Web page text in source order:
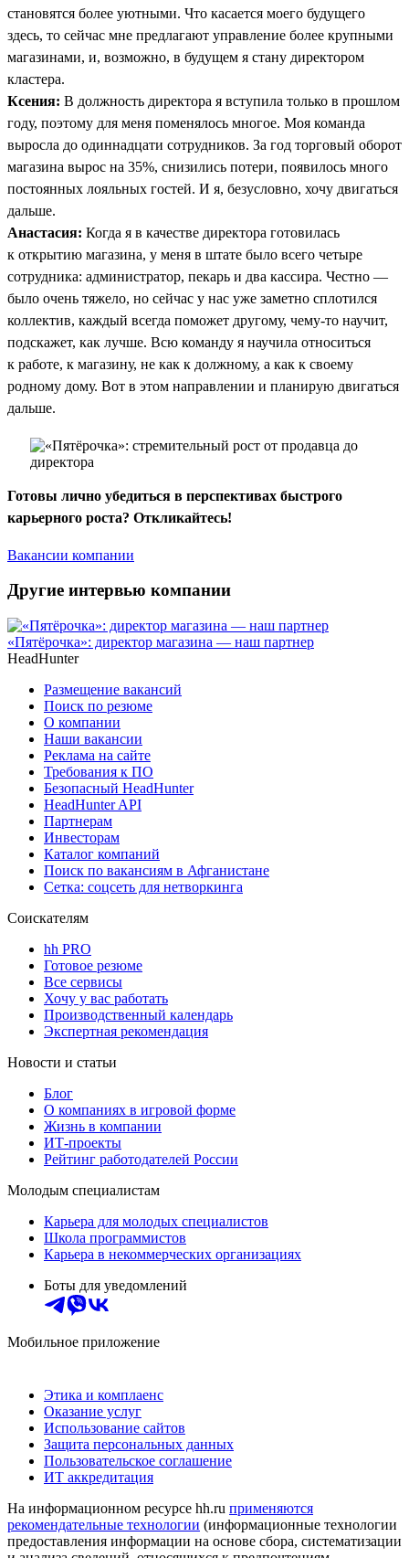
становятся более уютными. Что касается моего будущего
здесь, то сейчас мне предлагают управление более крупными
магазинами, и, возможно, в будущем я стану директором
кластера.
Ксения: В должность директора я вступила только в прошлом
году, поэтому для меня поменялось многое. Моя команда
выросла до одиннадцати сотрудников. За год торговый оборот
магазина вырос на 35%, снизились потери, появилось много
постоянных лояльных гостей. И я, безусловно, хочу двигаться
дальше.
Анастасия: Когда я в качестве директора готовилась
к открытию магазина, у меня в штате было всего четыре
сотрудника: администратор, пекарь и два кассира. Честно —
было очень тяжело, но сейчас у нас уже заметно сплотился
коллектив, каждый всегда поможет другому, чему-то научит,
подскажет, как лучше. Всю команду я научила относиться
к работе, к магазину, не как к должному, а как к своему
родному дому. Вот в этом направлении и планирую двигаться
дальше.
Готовы лично убедиться в перспективах быстрого
карьерного роста? Откликайтесь!
Вакансии компании
Другие интервью компании
«Пятёрочка»: директор магазина — наш партнер
HeadHunter
Размещение вакансий
Поиск по резюме
О компании
Наши вакансии
Реклама на сайте
Требования к ПО
Безопасный HeadHunter
HeadHunter API
Партнерам
Инвесторам
Каталог компаний
Поиск по вакансиям в Афганистане
Сетка: соцсеть для нетворкинга
Соискателям
hh PRO
Готовое резюме
Все сервисы
Хочу у вас работать
Производственный календарь
Экспертная рекомендация
Новости и статьи
Блог
О компаниях в игровой форме
Жизнь в компании
ИТ-проекты
Рейтинг работодателей России
Молодым специалистам
Карьера для молодых специалистов
Школа программистов
Карьера в некоммерческих организациях
Боты для уведомлений
Мобильное приложение
Этика и комплаенс
Оказание услуг
Использование сайтов
Защита персональных данных
Пользовательское соглашение
ИТ аккредитация
На информационном ресурсе hh.ru применяются
рекомендательные технологии (информационные технологии
предоставления информации на основе сбора, систематизации